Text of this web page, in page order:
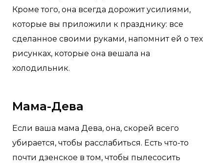
Кроме того, она всегда дорожит усилиями,
которые вы приложили к празднику: все
сделанное своими руками, напомнит ей о тех
рисунках, которые она вешала на
холодильник.
Мама-Дева
Если ваша мама Дева, она, скорей всего
убирается, чтобы расслабиться. Есть что-то
почти дзенское в том, чтобы пылесосить